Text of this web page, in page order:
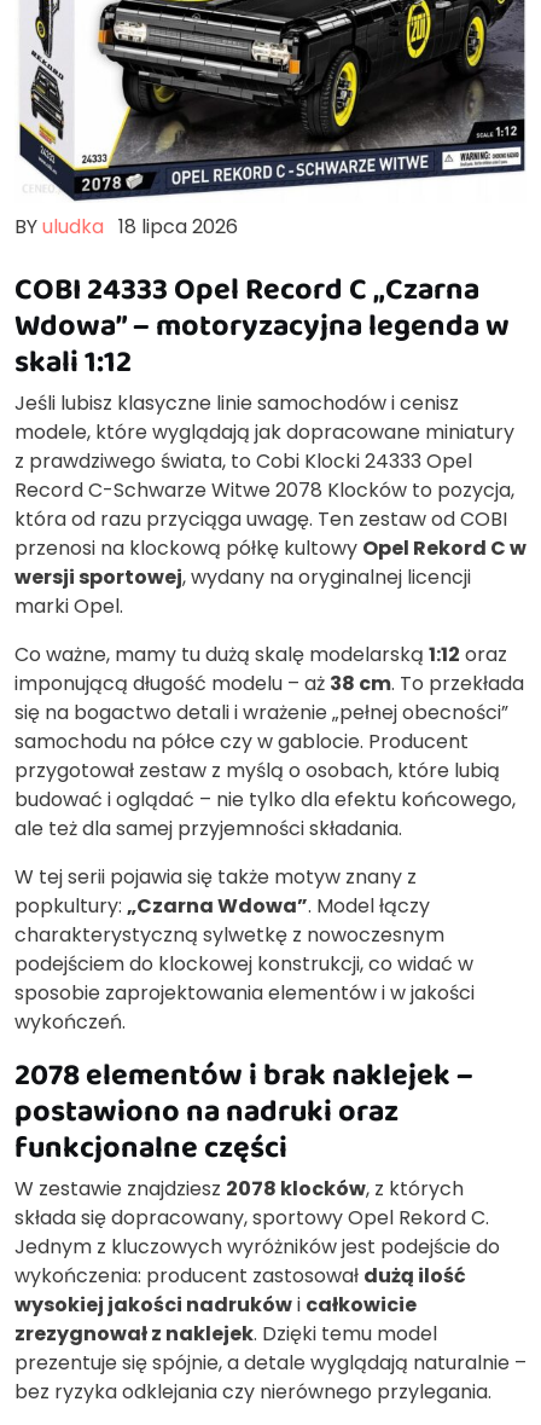
BYuludka 18 lipca 2026
COBI 24333 Opel Record C „Czarna
Wdowa” – motoryzacyjna legenda w
skali 1:12
Jeśli lubisz klasyczne linie samochodów i cenisz
modele, które wyglądają jak dopracowane miniatury
z prawdziwego świata, to Cobi Klocki 24333 Opel
Record C-Schwarze Witwe 2078 Klocków to pozycja,
która od razu przyciąga uwagę. Ten zestaw od COBI
przenosi na klockową półkę kultowy Opel Rekord C w
wersji sportowej, wydany na oryginalnej licencji
marki Opel.
Co ważne, mamy tu dużą skalę modelarską 1:12 oraz
imponującą długość modelu – aż 38 cm. To przekłada
się na bogactwo detali i wrażenie „pełnej obecności”
samochodu na półce czy w gablocie. Producent
przygotował zestaw z myślą o osobach, które lubią
budować i oglądać – nie tylko dla efektu końcowego,
ale też dla samej przyjemności składania.
W tej serii pojawia się także motyw znany z
popkultury: „Czarna Wdowa”. Model łączy
charakterystyczną sylwetkę z nowoczesnym
podejściem do klockowej konstrukcji, co widać w
sposobie zaprojektowania elementów i w jakości
wykończeń.
2078 elementów i brak naklejek –
postawiono na nadruki oraz
funkcjonalne części
W zestawie znajdziesz 2078 klocków, z których
składa się dopracowany, sportowy Opel Rekord C.
Jednym z kluczowych wyróżników jest podejście do
wykończenia: producent zastosował dużą ilość
wysokiej jakości nadrukówi całkowicie
zrezygnował z naklejek. Dzięki temu model
prezentuje się spójnie, a detale wyglądają naturalnie –
bez ryzyka odklejania czy nierównego przylegania.